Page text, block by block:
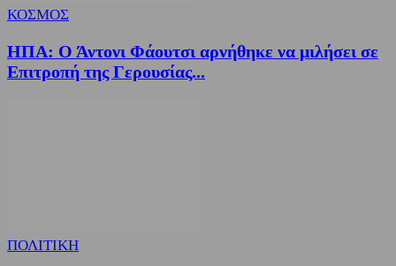
ΚΟΣΜΟΣ
ΗΠΑ: Ο Άντονι Φάουτσι αρνήθηκε να μιλήσει σε
Επιτροπή της Γερουσίας...
ΠΟΛΙΤΙΚΗ